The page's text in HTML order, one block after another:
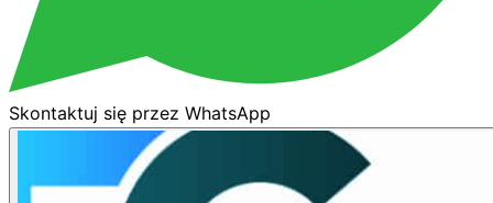
Skontaktuj się przez WhatsApp